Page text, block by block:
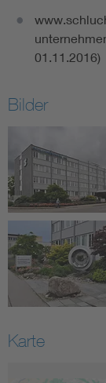
01.11.2016)
Bilder
Karte